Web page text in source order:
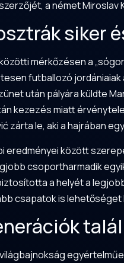
a német Miroslav
siker
mérkőzésen a
futballozó
után pályára küldte
kezezés miatt
zárta le, aki a hajrában
eredményei között
csoportharmadik
a helyét a
csapatok is lehetőséget